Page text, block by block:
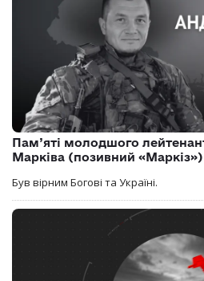
Пам’яті молодшого
Марківа (позивний «Маркіз»)
Був вірним Богові та Україні.